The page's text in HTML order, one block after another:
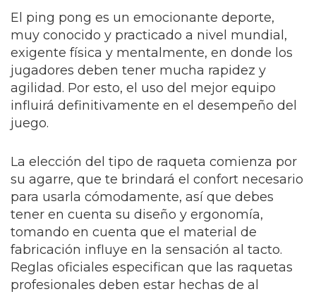
El ping pong es un emocionante deporte,
muy conocido y practicado a nivel mundial,
exigente física y mentalmente, en donde los
jugadores deben tener mucha rapidez y
agilidad. Por esto, el uso del mejor equipo
influirá definitivamente en el desempeño del
juego.
La elección del tipo de raqueta comienza por
su agarre, que te brindará el confort necesario
para usarla cómodamente, así que debes
tener en cuenta su diseño y ergonomía,
tomando en cuenta que el material de
fabricación influye en la sensación al tacto.
Reglas oficiales especifican que las raquetas
profesionales deben estar hechas de al